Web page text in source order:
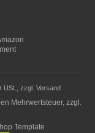
USt., zzgl. Versand
Mehrwertsteuer, zzgl.
Template